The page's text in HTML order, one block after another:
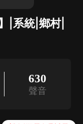
|系統|鄉村|
630
聲音